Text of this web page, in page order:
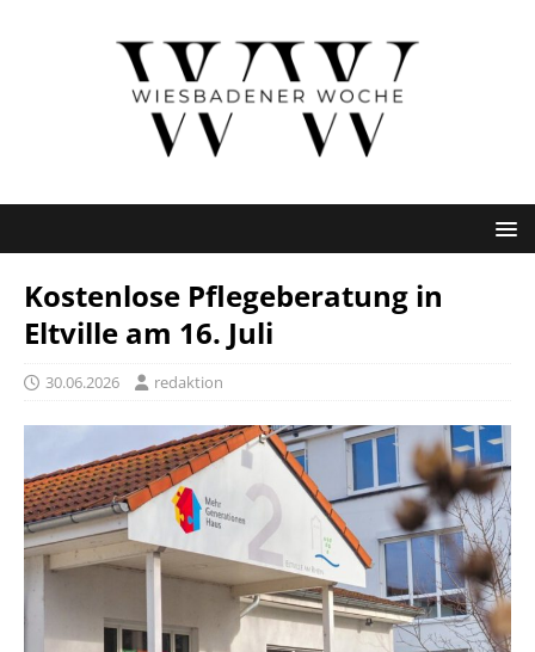
Kostenlose Pflegeberatung in
Eltville am 16. Juli
30.06.2026 redaktion